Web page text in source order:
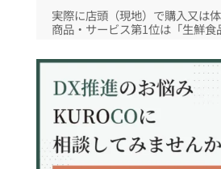
実際に店頭（現地）で購入又は
商品・サービス第1位は「生鮮食
品・サービス、第1位は「CD・
まとめ